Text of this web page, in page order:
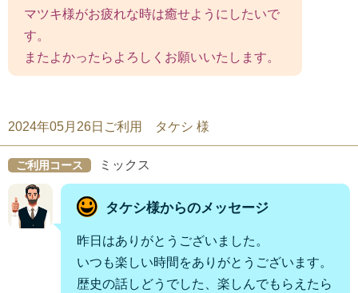
マツキ様がお疲れな時は癒せようにしたいで
す。
またよかったらよろしくお願いいたします。
2024年05月26日ご利用 タケシ 様
ご利用コース ミックス
タケシ様からのメッセージ
昨日はありがとうございました。
いつも楽しい時間をありがとうございます。
歴史の話しどうでした、楽しんでもらえたら